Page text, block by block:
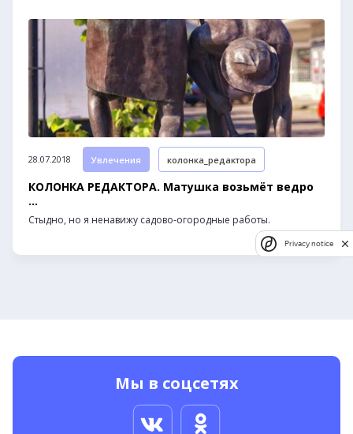
28.07.2018 Увлечения колонка_редактора
КОЛОНКА РЕДАКТОРА. Матушка возьмёт ведро
...
Стыдно, но я ненавижу садово-огородные работы.
Мы в соцсетях
Privacy notice